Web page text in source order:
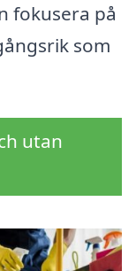
fokusera på
som
utan